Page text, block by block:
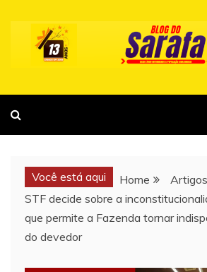
content
Você está aqui Home
STF decide sobre a
que permite a Fazenda tornar
do devedor